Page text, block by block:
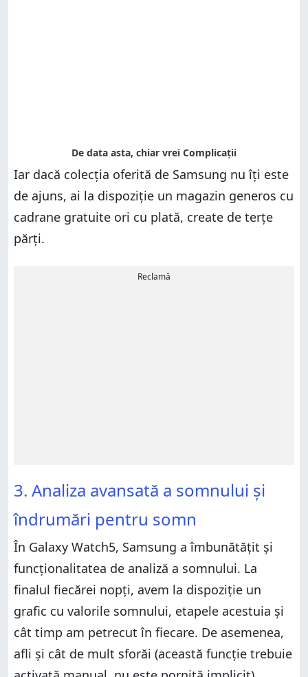
Iar dacă colecția oferită de Samsung nu îți este
de ajuns, ai la dispoziție un magazin generos cu
cadrane gratuite ori cu plată, create de terțe
părți.
Reclamă
3. Analiza avansată a somnului și
îndrumări pentru somn
În Galaxy Watch5, Samsung a îmbunătățit și
funcționalitatea de analiză a somnului. La
finalul fiecărei nopți, avem la dispoziție un
grafic cu valorile somnului, etapele acestuia și
cât timp am petrecut în fiecare. De asemenea,
afli și cât de mult sforăi (această funcție trebuie